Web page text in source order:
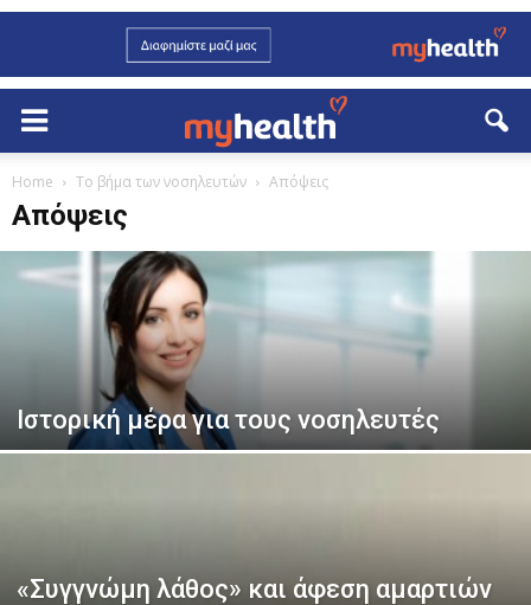
Home Το βήμα των νοσηλευτών Απόψεις
Απόψεις
Ιστορική μέρα για τους νοσηλευτές
«Συγγνώμη λάθος» και άφεση αμαρτιών